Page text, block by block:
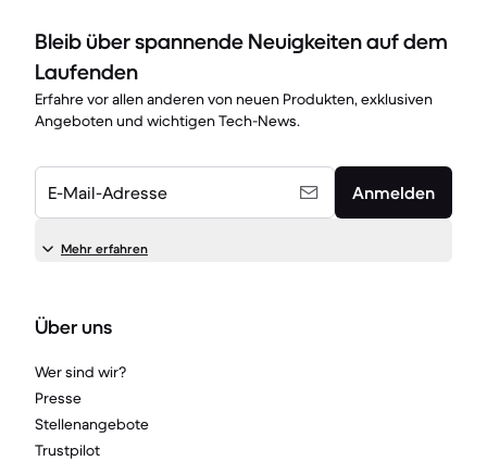
Bleib über spannende Neuigkeiten auf dem
Laufenden
Erfahre vor allen anderen von neuen Produkten, exklusiven
Angeboten und wichtigen Tech-News.
E-Mail-Adresse Anmelden
Mehr erfahren
Über uns
Wer sind wir?
Presse
Stellenangebote
Trustpilot